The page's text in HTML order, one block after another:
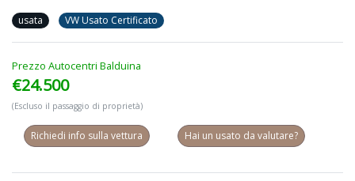
usata VW Usato Certificato
Prezzo Autocentri Balduina
€24.500
(Escluso il passaggio di proprietà)
Richiedi info sulla vettura Hai un usato da valutare?